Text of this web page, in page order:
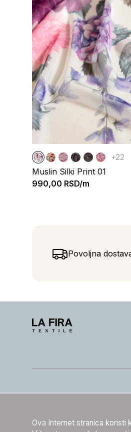
+22
Muslin Silki Print 01
990,00 RSD/m
Povoljna
Ova Internet stranica